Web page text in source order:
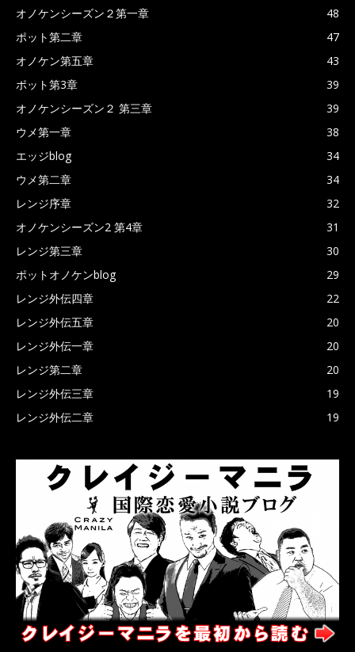
オノケンシーズン２第一章
48
ポット第二章
47
オノケン第五章
43
ポット第3章
39
オノケンシーズン２ 第三章
39
ウメ第一章
38
エッジblog
34
ウメ第二章
34
レンジ序章
32
オノケンシーズン2 第4章
31
レンジ第三章
30
ポットオノケンblog
29
レンジ外伝四章
22
レンジ外伝五章
20
レンジ外伝一章
20
レンジ第二章
20
レンジ外伝三章
19
レンジ外伝二章
19